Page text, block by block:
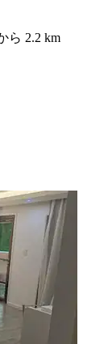
ら 2.2 km